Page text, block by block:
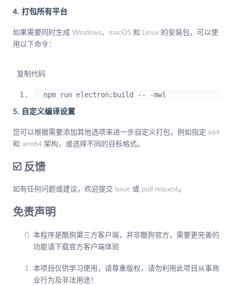
4. 打包所有平台
如果需要同时生成 Windows、macOS 和 Linux 的安装包，可以使
用以下命令：
复制代码
  npm run electron
: build -- -mwl
5. 自定义编译设置
您可以根据需要添加其他选项来进一步自定义打包，例如指定 x64
和 arm64 架构，或选择不同的目标格式。
☑️ 反馈
如有任何问题或建议，欢迎提交 issue 或 pull request。
免责声明
本程序是酷狗第三方客户端，并非酷狗官方，需要更完善的
功能请下载官方客户端体验.
本项目仅供学习使用，请尊重版权，请勿利用此项目从事商
业行为及非法用途！